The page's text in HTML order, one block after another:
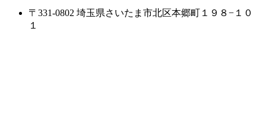
〒331-0802 埼玉県さいたま市北区本郷町１９８−１０
１